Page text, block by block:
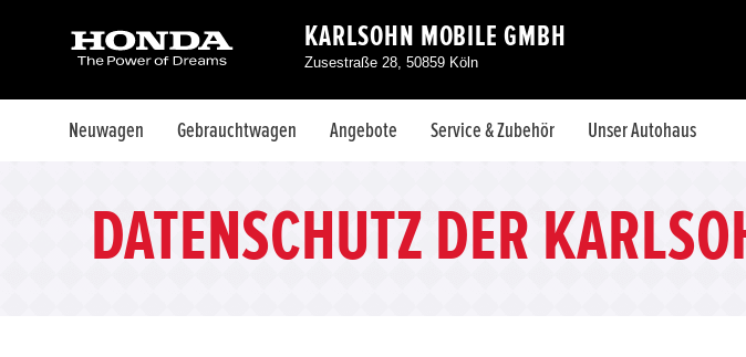
KARLSOHN MOBILE GMBH
Zusestraße 28, 50859 Köln
Neuwagen Gebrauchtwagen Angebote Service & Zubehör Unser Autohaus
DATENSCHUTZ DER